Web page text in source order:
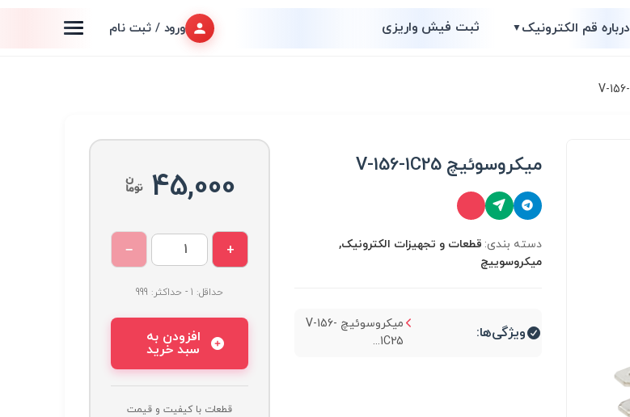
درباره قم الکترونیک▼ ثبت فیش واریزی ورود / ثبت نام
میکروسوئیچ V-156-1C25
دسته بندی: قطعات و تجهیزات الکترونیک,
میکروسوییچ
ویژگی‌ها:
میکروسوئیچ V-156-
1C25...
45,000
+
−
حداقل: 1 - حداکثر: 999
افزودن به
سبد خرید
قطعات با کیفیت و قیمت